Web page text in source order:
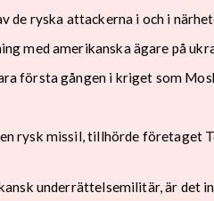
de ryska attackerna i och i
med amerikanska ägare på
första gången i kriget som
rysk missil, tillhörde företaget
underrättelsemilitär, är